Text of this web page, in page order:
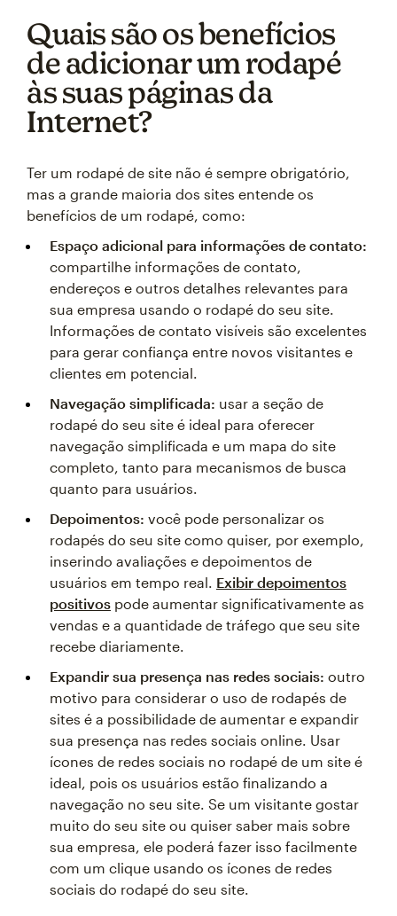
Quais são os benefícios
de adicionar um rodapé
às suas páginas da
Internet?
Ter um rodapé de site não é sempre obrigatório,
mas a grande maioria dos sites entende os
benefícios de um rodapé, como:
Espaço adicional para informações de contato:
compartilhe informações de contato,
endereços e outros detalhes relevantes para
sua empresa usando o rodapé do seu site.
Informações de contato visíveis são excelentes
para gerar confiança entre novos visitantes e
clientes em potencial.
Navegação simplificada: usar a seção de
rodapé do seu site é ideal para oferecer
navegação simplificada e um mapa do site
completo, tanto para mecanismos de busca
quanto para usuários.
Depoimentos: você pode personalizar os
rodapés do seu site como quiser, por exemplo,
inserindo avaliações e depoimentos de
usuários em tempo real. Exibir depoimentos
positivos pode aumentar significativamente as
vendas e a quantidade de tráfego que seu site
recebe diariamente.
Expandir sua presença nas redes sociais: outro
motivo para considerar o uso de rodapés de
sites é a possibilidade de aumentar e expandir
sua presença nas redes sociais online. Usar
ícones de redes sociais no rodapé de um site é
ideal, pois os usuários estão finalizando a
navegação no seu site. Se um visitante gostar
muito do seu site ou quiser saber mais sobre
sua empresa, ele poderá fazer isso facilmente
com um clique usando os ícones de redes
sociais do rodapé do seu site.